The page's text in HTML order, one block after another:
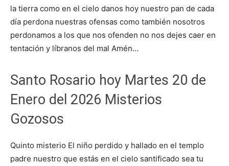
la tierra como en el cielo danos hoy nuestro pan de cada
día perdona nuestras ofensas como también nosotros
perdonamos a los que nos ofenden no nos dejes caer en
tentación y líbranos del mal Amén…
Santo Rosario hoy Martes 20 de
Enero del 2026 Misterios
Gozosos
Quinto misterio El niño perdido y hallado en el templo
padre nuestro que estás en el cielo santificado sea tu